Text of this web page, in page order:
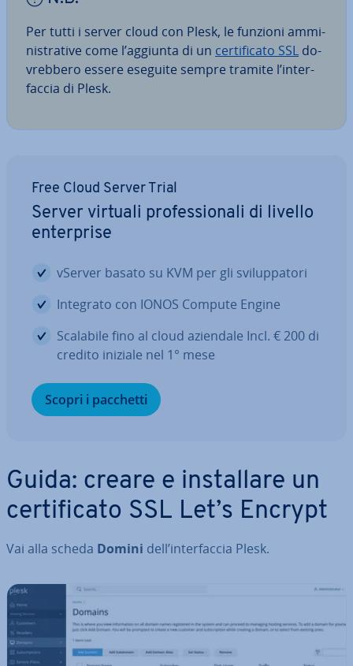
Per tutti i server cloud con Plesk, le funzioni am­mi­
ni­stra­ti­ve come l’aggiunta di un cer­ti­fi­ca­to SSL do­
vreb­be­ro essere eseguite sempre tramite l’in­ter­
fac­cia di Plesk.
Free Cloud Server Trial
Server virtuali pro­fes­sio­na­li di livello
en­ter­pri­se
vServer basato su KVM per gli svi­lup­pa­to­ri
Integrato con IONOS Compute Engine
Scalabile fino al cloud aziendale Incl. € 200 di
credito iniziale nel 1° mese
Scopri i pacchetti
Guida: creare e in­stal­la­re un
cer­ti­fi­ca­to SSL Let’s Encrypt
Vai alla scheda Domini dell’in­ter­fac­cia Plesk.